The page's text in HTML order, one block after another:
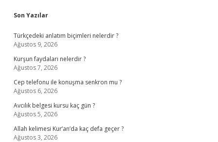
Sidebar
Son Yazılar
Türkçedeki anlatım biçimleri nelerdir ?
Ağustos 9, 2026
Kurşun faydaları nelerdir ?
Ağustos 7, 2026
Cep telefonu ile konuşma senkron mu ?
Ağustos 6, 2026
Avcılık belgesi kursu kaç gün ?
Ağustos 5, 2026
Allah kelimesi Kur’an’da kaç defa geçer ?
Ağustos 3, 2026